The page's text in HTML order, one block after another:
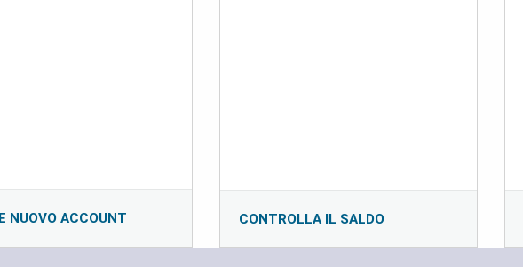
NUOVO ACCOUNT CONTROLLA IL SALDO